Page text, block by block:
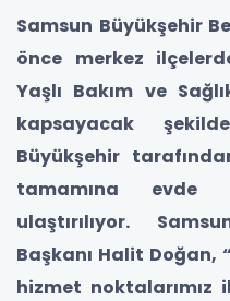
Samsun Büyükşehir
önce merkez
Yaşlı Bakım ve
kapsayacak
Büyükşehir
tamamına evde
ulaştırılıyor.
Başkanı Halit
hizmet noktalarımız